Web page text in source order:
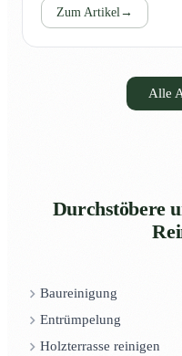
Zum Artikel→
Alle
Durchstöbere
Baureinigung
Entrümpelung
Holzterrasse reinigen